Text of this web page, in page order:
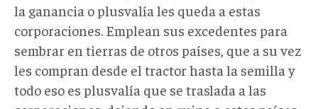
la ganancia o plusvalía les queda a estas
corporaciones. Emplean sus excedentes para
sembrar en tierras de otros países, que a su vez
les compran desde el tractor hasta la semilla y
todo eso es plusvalía que se traslada a las